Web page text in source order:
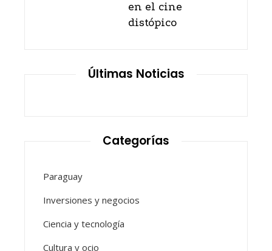
en el cine
distópico
Últimas Noticias
Categorías
Paraguay
Inversiones y negocios
Ciencia y tecnología
Cultura y ocio